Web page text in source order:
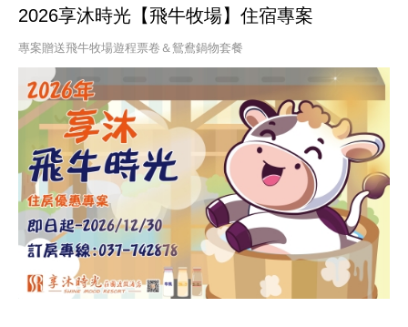
2026享沐時光【飛牛牧場】住宿專案
專案贈送飛牛牧場遊程票卷＆鴛鴦鍋物套餐